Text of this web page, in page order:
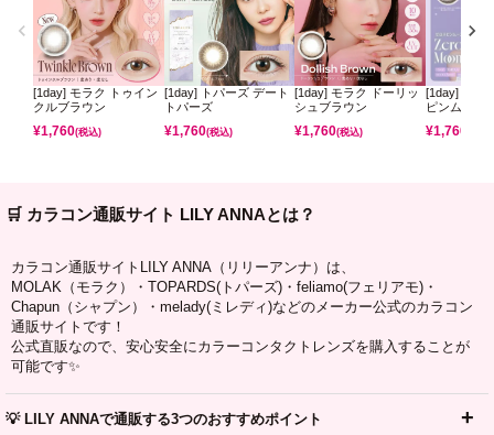
[1day] モラク トゥイン
クルブラウン
¥1,760(税込)
[1day] トパーズ デート
トパーズ
¥1,760(税込)
[1day] モラク ドーリッ
シュブラウン
¥1,760(税込)
[1day] ミレ
ピンムーン
¥1,760
🛒 カラコン通販サイト LILY ANNAとは？
カラコン通販サイトLILY ANNA（リリーアンナ）は、
MOLAK（モラク）・TOPARDS(トパーズ)・feliamo(フェリアモ)・
Chapun（シャプン）・melady(ミレディ)などのメーカー公式のカラコン
通販サイトです！
公式直販なので、安心安全にカラーコンタクトレンズを購入することが
可能です✨
💡 LILY ANNAで通販する3つのおすすめポイント